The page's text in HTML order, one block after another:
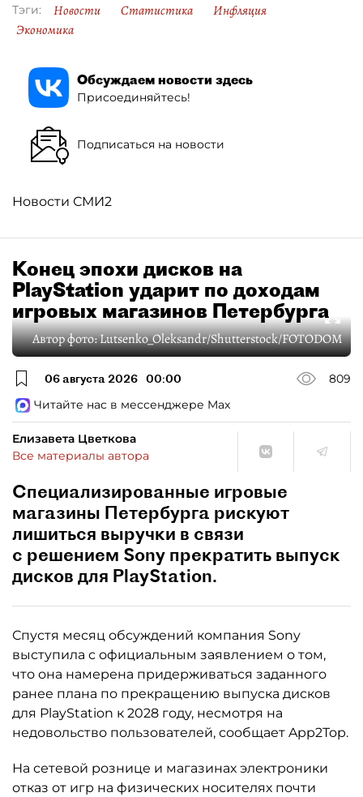
Тэги: Новости Статистика
Инфляция
Экономика
Обсуждаем новости здесь
Присоединяйтесь!
Подписаться на новости
Новости СМИ2
Конец эпохи дисков на
PlayStation ударит по доходам
игровых магазинов Петербурга
Автор фото:Lutsenko_Oleksandr/Shutterstock/FOTODOM
06 августа 2026 00:00
809
Читайте нас в мессенджере Max
Елизавета Цветкова
Все материалы автора
Специализированные игровые
магазины Петербурга рискуют
лишиться выручки в связи
с решением Sony прекратить выпуск
дисков для PlayStation.
Спустя месяц обсуждений компания Sony
выступила с официальным заявлением о том,
что она намерена придерживаться заданного
ранее плана по прекращению выпуска дисков
для PlayStation к 2028 году, несмотря на
недовольство пользователей, сообщает App2Top.
На сетевой рознице и магазинах электроники
отказ от игр на физических носителях почти